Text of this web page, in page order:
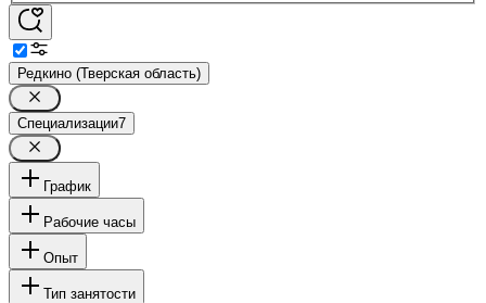
Редкино (Тверская область)
Специализации7
График
Рабочие часы
Опыт
Тип занятости